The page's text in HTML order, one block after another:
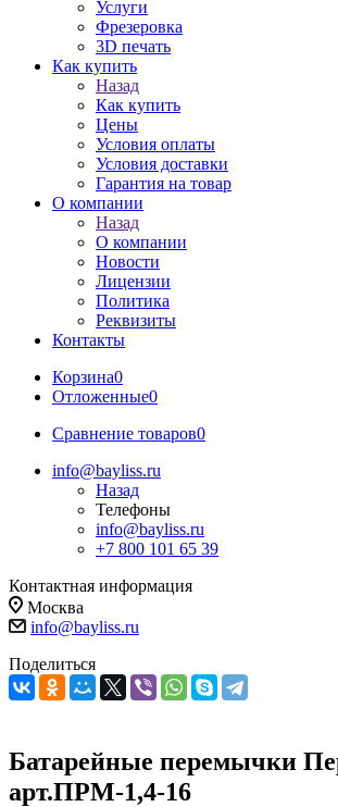
Услуги
Фрезеровка
3D печать
Как купить
Назад
Как купить
Цены
Условия оплаты
Условия доставки
Гарантия на товар
О компании
Назад
О компании
Новости
Лицензии
Политика
Реквизиты
Контакты
Корзина0
Отложенные0
Сравнение товаров0
info@bayliss.ru
Назад
Телефоны
info@bayliss.ru
+7 800 101 65 39
Контактная информация
Москва
info@bayliss.ru
Поделиться
Батарейные перемычки
арт.ПРМ-1,4-16